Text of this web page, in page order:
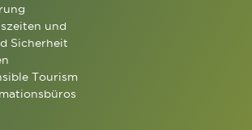
und
Sicherheit
Tourism